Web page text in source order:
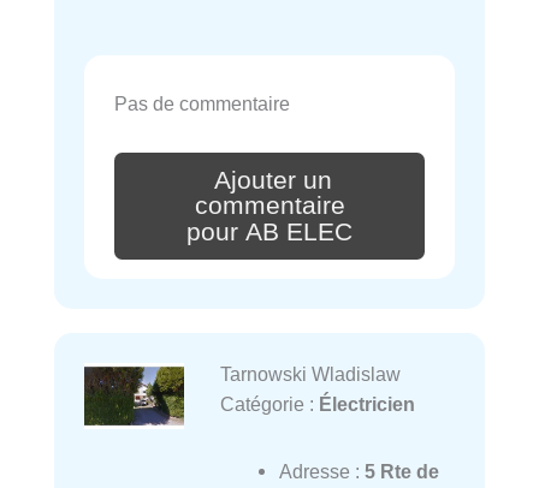
Pas de commentaire
Ajouter un
commentaire
pour AB ELEC
Tarnowski Wladislaw
Catégorie : Électricien
Adresse : 5 Rte de